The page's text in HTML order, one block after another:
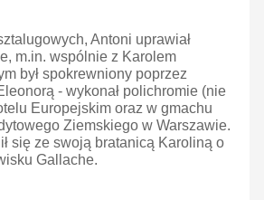
Antoni uprawiał
m.in. wspólnie z Karolem
był spokrewniony poprzez
- wykonał polichromie (nie
Europejskim oraz w gmachu
Ziemskiego w Warszawie.
się ze swoją bratanicą Karoliną o
Gallache.